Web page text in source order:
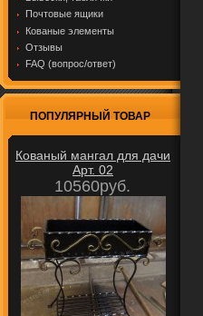
Почтовые ящики
Кованые элементы
Отзывы
FAQ (вопрос/ответ)
ПОПУЛЯРНЫЙ ТОВАР
Кованый мангал для дачи
Арт. 02
10560руб.